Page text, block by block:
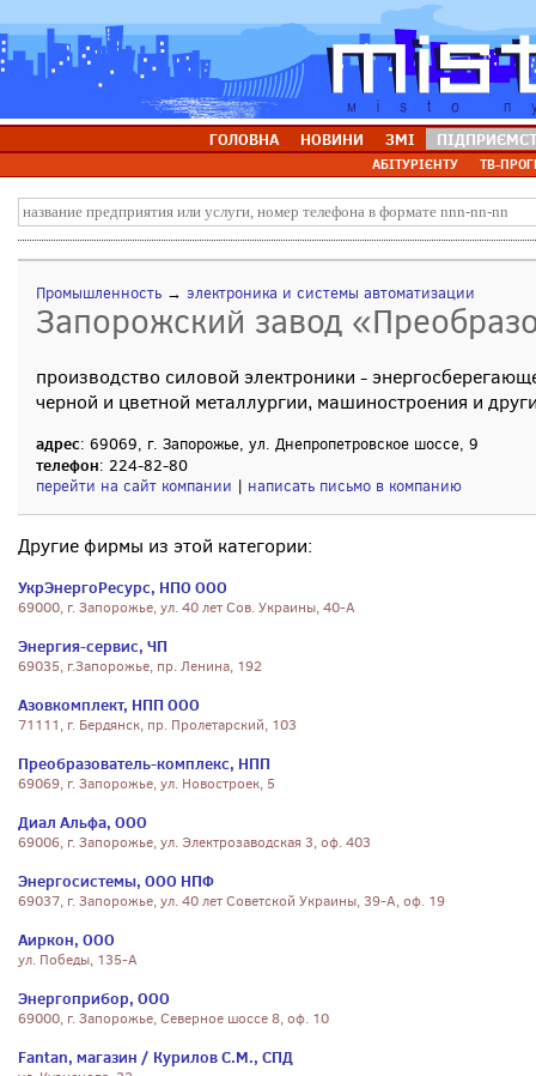
ГОЛОВНА НОВИНИ ЗМІ
АБІТУРІЄНТУ ТВ-
Промышленность → электроника и системы автоматизации
Запорожский завод
производство силовой электроники -
черной и цветной металлургии, машиностроения и
адрес: 69069, г. Запорожье, ул. Днепропетровское шоссе, 9
телефон: 224-82-80
перейти на сайт компании | написать письмо в компанию
Другие фирмы из этой категории:
УкрЭнергоРесурс, НПО ООО
69000, г. Запорожье, ул. 40 лет Сов. Украины, 40-А
Энергия-сервис, ЧП
69035, г.Запорожье, пр. Ленина, 192
Азовкомплект, НПП ООО
71111, г. Бердянск, пр. Пролетарский, 103
Преобразователь-комплекс, НПП
69069, г. Запорожье, ул. Новостроек, 5
Диал Альфа, ООО
69006, г. Запорожье, ул. Электрозаводская 3, оф. 403
Энергосистемы, ООО НПФ
69037, г. Запорожье, ул. 40 лет Советской Украины, 39-А, оф. 19
Аиркон, ООО
ул. Победы, 135-А
Энергоприбор, ООО
69000, г. Запорожье, Северное шоссе 8, оф. 10
Fantan, магазин / Курилов С.М., СПД